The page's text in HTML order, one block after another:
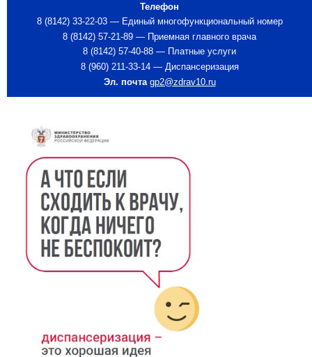
Телефон
8 (8142) 33-22-03 — Единый многофункциональный номер
8 (8142) 57-21-89 — Приемная главного врача
8 (8142) 57-40-88 — Платные услуги
8 (960) 211-33-14 — Диспансеризация
Эл. почта gp2@zdrav10.ru